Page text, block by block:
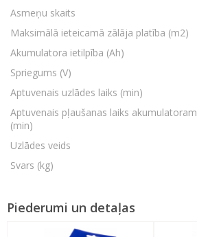
Asmeņu skaits
Maksimālā ieteicamā zālāja platība (m2)
Akumulatora ietilpība (Ah)
Spriegums (V)
Aptuvenais uzlādes laiks (min)
Aptuvenais pļaušanas laiks akumulatoram
(min)
Uzlādes veids
Svars (kg)
Piederumi un detaļas